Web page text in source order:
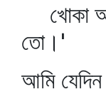
খোকা
তো।'
আমি